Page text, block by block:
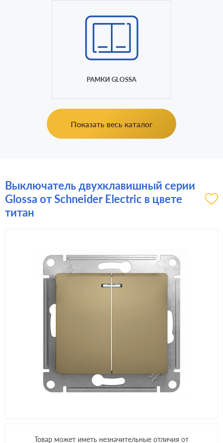
РАМКИ GLOSSA
Показать весь каталог
Выключатель двухклавишный серии
Glossa от Schneider Electric в цвете
титан
Товар может иметь незначительные отличия от